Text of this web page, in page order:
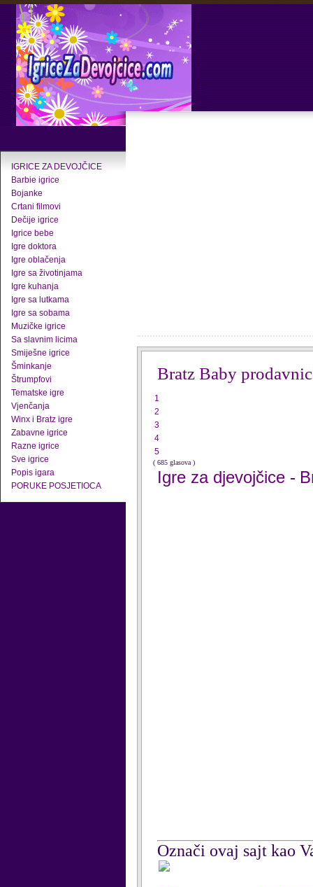
IGRICE ZA DEVOJČICE
Barbie igrice
Bojanke
Crtani filmovi
Dečije igrice
Igrice bebe
Igre doktora
Igre oblačenja
Igre sa životinjama
Igre kuhanja
Igre sa lutkama
Igre sa sobama
Muzičke igrice
Sa slavnim licima
Smiješne igrice
Šminkanje
Štrumpfovi
Tematske igre
Vjenčanja
Winx i Bratz igre
Zabavne igrice
Razne igrice
Sve igrice
Popis igara
PORUKE POSJETIOCA
Bratz Baby
1
2
3
4
5
( 685 glasova )
Igre za djevojčice -
Označi ovaj sajt kao